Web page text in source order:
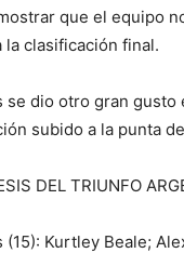
que el equipo
la clasificación final.
se dio otro gran gusto
subido a la punta
DEL TRIUNFO
(15): Kurtley Beale;